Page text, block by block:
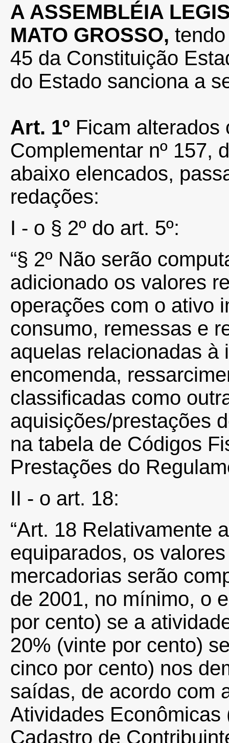
A ASSEMBLÉIA
MATO GROSSO,
45 da Constituição
do Estado sanciona a
Art. 1º Ficam alterados
Complementar nº 157,
abaixo elencados,
redações:
I - o § 2º do art. 5º:
“§ 2º Não serão
adicionado os valores
operações com o ativo
consumo, remessas e
aquelas relacionadas à
encomenda,
classificadas como
aquisições/prestações
na tabela de Códigos
Prestações do
II - o art. 18:
“Art. 18 Relativamente
equiparados, os
mercadorias serão
de 2001, no mínimo, o
por cento) se a
20% (vinte por cento)
cinco por cento) nos
saídas, de acordo com
Atividades
Cadastro de